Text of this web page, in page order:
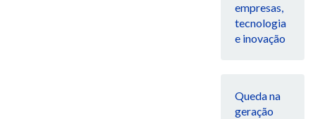
empresas,
tecnologia
e inovação
Queda na
geração